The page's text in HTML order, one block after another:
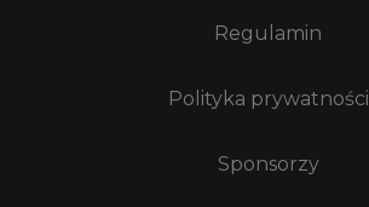
Regulamin
Polityka prywatności
Sponsorzy